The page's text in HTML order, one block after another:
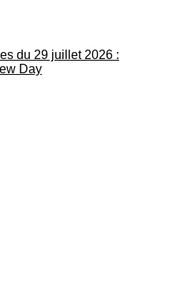
du 29 juillet 2026 :
Day